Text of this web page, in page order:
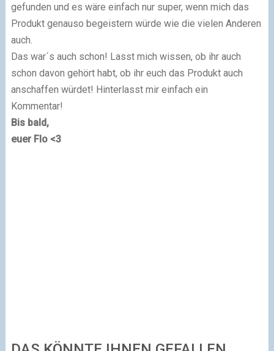
gefunden und es wäre einfach nur super, wenn mich das
Produkt genauso begeistern würde wie die vielen Anderen
auch.
Das war´s auch schon! Lasst mich wissen, ob ihr auch
schon davon gehört habt, ob ihr euch das Produkt auch
anschaffen würdet! Hinterlasst mir einfach ein
Kommentar!
Bis bald,
euer Flo <3